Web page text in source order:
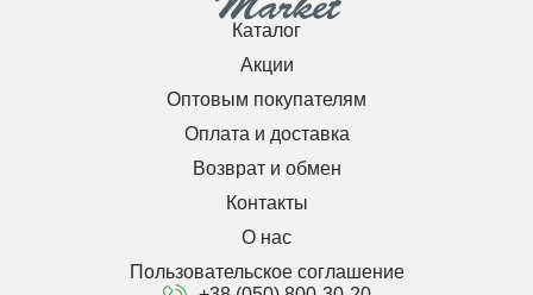
Каталог
Акции
Оптовым покупателям
Оплата и доставка
Возврат и обмен
Контакты
О нас
Пользовательское соглашение